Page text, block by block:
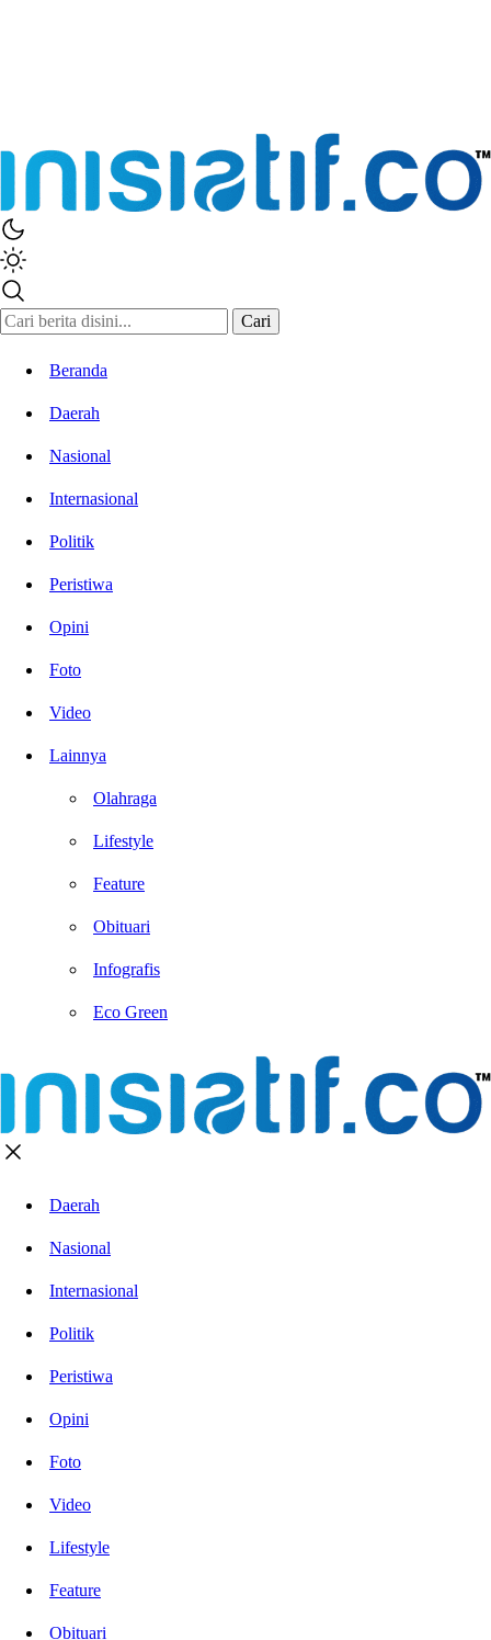
Cari
Beranda
Daerah
Nasional
Internasional
Politik
Peristiwa
Opini
Foto
Video
Lainnya
Olahraga
Lifestyle
Feature
Obituari
Infografis
Eco Green
Daerah
Nasional
Internasional
Politik
Peristiwa
Opini
Foto
Video
Lifestyle
Feature
Obituari